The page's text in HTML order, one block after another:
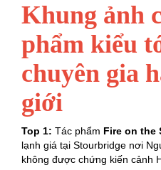
Khung ảnh
phẩm kiểu
chuyên gia
giới
Top 1: Tác phẩm Fire on the
lạnh giá tại Stourbridge nơi
không được chứng kiến cảnh